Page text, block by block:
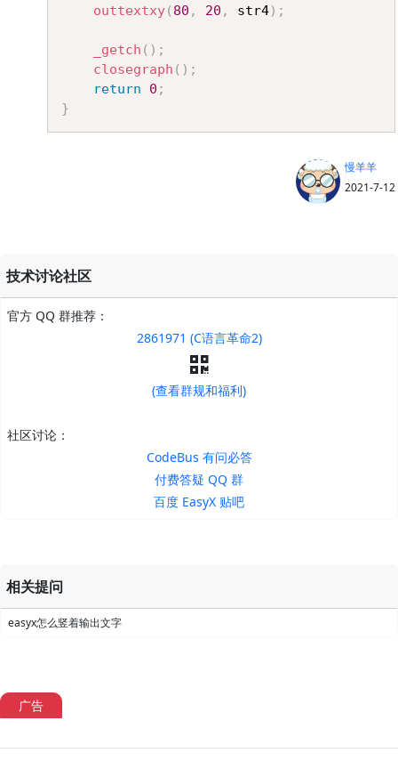
outtextxy( 80 , 20 , str4) ;
_getch ( ) ;
closegraph ( ) ;
return
0 ;
}
慢羊羊
2021-7-12
技术讨论社区
官方 QQ 群推荐：
2861971 (C语言革命2)
(查看群规和福利)
社区讨论：
CodeBus 有问必答
付费答疑 QQ 群
百度 EasyX 贴吧
相关提问
easyx怎么竖着输出文字
广告